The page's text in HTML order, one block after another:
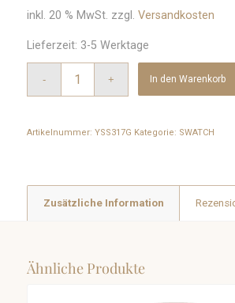
inkl. 20 % MwSt. zzgl. Versandkosten
Lieferzeit: 3-5 Werktage
In den Warenkorb
Artikelnummer: YSS317G Kategorie: SWATCH
Zusätzliche Information
Ähnliche Produkte